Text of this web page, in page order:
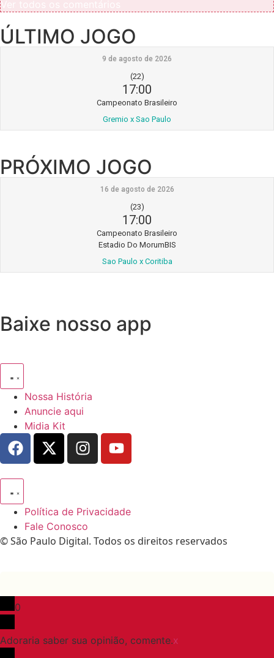
ÚLTIMO JOGO
9 de agosto de 2026
(22)
17:00
Campeonato Brasileiro
Gremio x Sao Paulo
PRÓXIMO JOGO
16 de agosto de 2026
(23)
17:00
Campeonato Brasileiro
Estadio Do MorumBIS
Sao Paulo x Coritiba
Baixe nosso app
Nossa História
Anuncie aqui
Midia Kit
Política de Privacidade
Fale Conosco
© São Paulo Digital. Todos os direitos reservados
0
Adoraria saber sua opinião, comente.x